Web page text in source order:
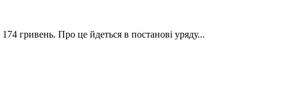
гривень. Про це йдеться в постанові уряду...